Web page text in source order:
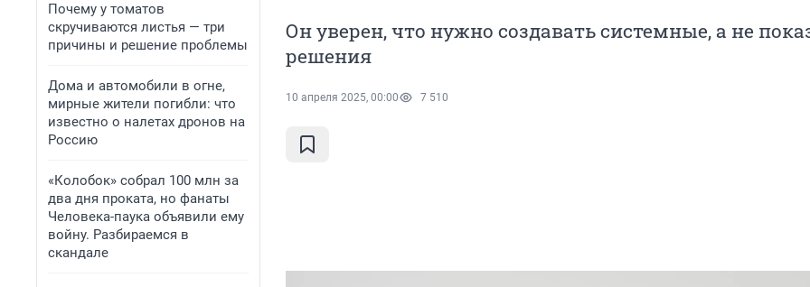
Почему у томатов
скручиваются листья — три
причины и решение проблемы
Дома и автомобили в огне,
мирные жители погибли: что
известно о налетах дронов на
Россию
«Колобок» собрал 100 млн за
два дня проката, но фанаты
Человека-паука объявили ему
войну. Разбираемся в
скандале
Он уверен, что нужно создавать системные, а не
решения
10 апреля 2025, 00:00 7 510